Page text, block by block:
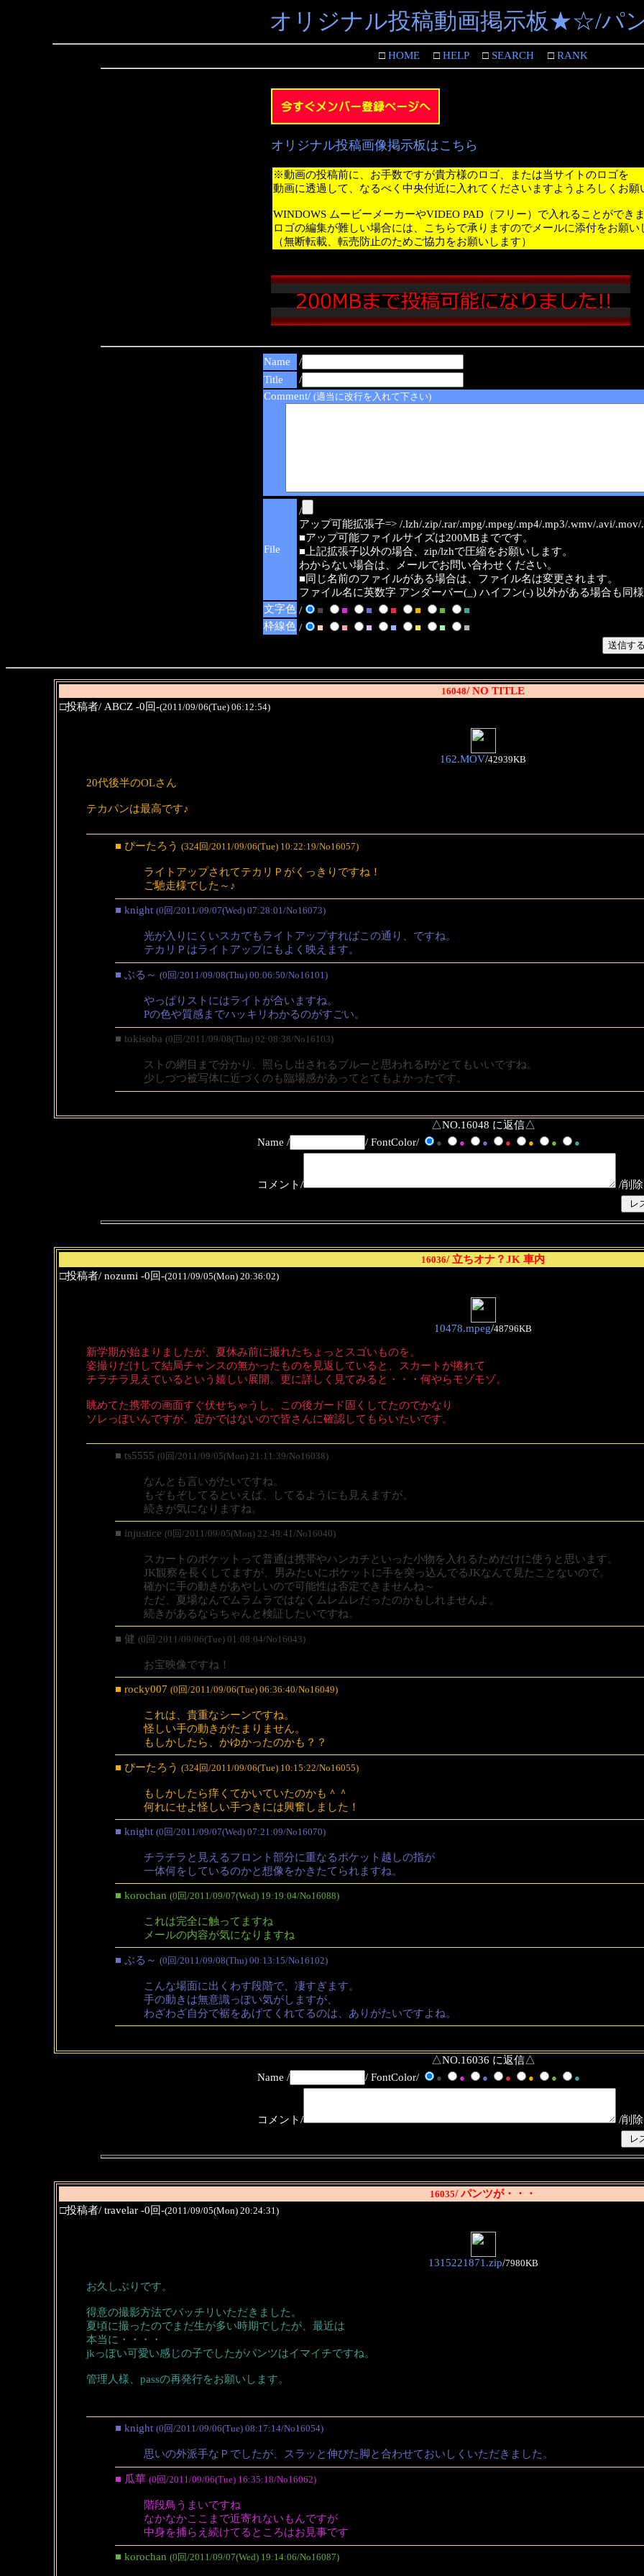
オリジナル投稿動画掲示板★☆/パ
□HOME□HELP□SEARCH□RANK
オリジナル投稿画像掲示板はこちら
※動画の投稿前に、お手数ですが貴方様のロゴ、または当サイトのロゴを
動画に透過して、なるべく中央付近に入れてくださいますようよろしくお願
WINDOWS ムービーメーカーやVIDEO PAD（フリー）で入れることができ
ロゴの編集が難しい場合には、こちらで承りますのでメールに添付をお願い
（無断転載、転売防止のためご協力をお願いします）
Name
/
Title
/
Comment/ (適当に改行を入れて下さい)
File
/
アップ可能拡張子=> /.lzh/.zip/.rar/.mpg/.mpeg/.mp4/.mp3/.wmv/.avi/.mov/
■アップ可能ファイルサイズは200MBまでです。
■上記拡張子以外の場合、zip/lzhで圧縮をお願いします。
わからない場合は、メールでお問い合わせください。
■同じ名前のファイルがある場合は、ファイル名は変更されます。
ファイル名に英数字 アンダーバー(_) ハイフン(-) 以外がある場合も同
文字色 / ■ ■ ■ ■ ■ ■
■
枠線色 / ■ ■ ■ ■ ■ ■ ■
16048/ NO TITLE
□投稿者/ ABCZ -0回-(2011/09/06(Tue) 06:12:54)
162.MOV/42939KB
20代後半のOLさん
テカパンは最高です♪
■ ぴーたろう (324回/2011/09/06(Tue) 10:22:19/No16057)
ライトアップされてテカリＰがくっきりですね！
ご馳走様でした～♪
■ knight (0回/2011/09/07(Wed) 07:28:01/No16073)
光が入りにくいスカでもライトアップすればこの通り、ですね。
テカリＰはライトアップにもよく映えます。
■ ぶる～ (0回/2011/09/08(Thu) 00:06:50/No16101)
やっぱりストにはライトが合いますね。
Pの色や質感までハッキリわかるのがすごい。
■ tokisoba (0回/2011/09/08(Thu) 02:08:38/No16103)
ストの網目まで分かり、照らし出されるブルーと思われるPがとてもいいですね。
少しづつ被写体に近づくのも臨場感があってとてもよかったです。
△NO.16048 に返信△
Name /
/ FontColor/ ● ● ● ● ● ● ●
コメント/ /削
16036/ 立ちオナ？JK 車内
□投稿者/ nozumi -0回-(2011/09/05(Mon) 20:36:02)
10478.mpeg/48796KB
新学期が始まりましたが、夏休み前に撮れたちょっとスゴいものを。
姿撮りだけして結局チャンスの無かったものを見返していると、スカートが捲れて
チラチラ見えているという嬉しい展開。更に詳しく見てみると・・・何やらモゾモゾ。
眺めてた携帯の画面すぐ伏せちゃうし、この後ガード固くしてたのでかなり
ソレっぽいんですが。定かではないので皆さんに確認してもらいたいです。
■ ts5555 (0回/2011/09/05(Mon) 21:11:39/No16038)
なんとも言いがたいですね。
もぞもぞしてるといえば、してるようにも見えますが。
続きが気になりますね。
■ injustice (0回/2011/09/05(Mon) 22:49:41/No16040)
スカートのポケットって普通は携帯やハンカチといった小物を入れるためだけに使うと思います。
JK観察を長くしてますが、男みたいにポケットに手を突っ込んでるJKなんて見たことないので。
確かに手の動きがあやしいので可能性は否定できませんね～
ただ、夏場なんでムラムラではなくムレムレだったのかもしれませんよ。
続きがあるならちゃんと検証したいですね。
■ 健 (0回/2011/09/06(Tue) 01:08:04/No16043)
お宝映像ですね！
■ rocky007 (0回/2011/09/06(Tue) 06:36:40/No16049)
これは、貴重なシーンですね。
怪しい手の動きがたまりません。
もしかしたら、かゆかったのかも？？
■ ぴーたろう (324回/2011/09/06(Tue) 10:15:22/No16055)
もしかしたら痒くてかいていたのかも＾＾
何れにせよ怪しい手つきには興奮しました！
■ knight (0回/2011/09/07(Wed) 07:21:09/No16070)
チラチラと見えるフロント部分に重なるポケット越しの指が
一体何をしているのかと想像をかきたてられますね。
■ korochan (0回/2011/09/07(Wed) 19:19:04/No16088)
これは完全に触ってますね
メールの内容が気になりますね
■ ぶる～ (0回/2011/09/08(Thu) 00:13:15/No16102)
こんな場面に出くわす段階で、凄すぎます。
手の動きは無意識っぽい気がしますが、
わざわざ自分で裾をあげてくれてるのは、ありがたいですよね。
△NO.16036 に返信△
Name /
/ FontColor/ ● ● ● ● ● ● ●
コメント/ /削
16035/ パンツが・・・
□投稿者/ travelar -0回-(2011/09/05(Mon) 20:24:31)
1315221871.zip/7980KB
お久しぶりです。
得意の撮影方法でバッチリいただきました。
夏頃に撮ったのでまだ生が多い時期でしたが、最近は
本当に・・・・
jkっぽい可愛い感じの子でしたがパンツはイマイチですね。
管理人様、passの再発行をお願いします。
■ knight (0回/2011/09/06(Tue) 08:17:14/No16054)
思いの外派手なＰでしたが、スラッと伸びた脚と合わせておいしくいただきました。
■ 瓜華 (0回/2011/09/06(Tue) 16:35:18/No16062)
階段鳥うまいですね
なかなかここまで近寄れないもんですが
中身を捕らえ続けてるところはお見事です
■ korochan (0回/2011/09/07(Wed) 19:14:06/No16087)